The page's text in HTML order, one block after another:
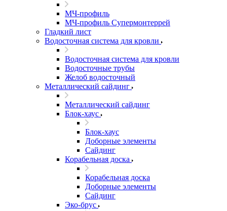
МЧ-профиль
МЧ-профиль Супермонтеррей
Гладкий лист
Водосточная система для кровли
Водосточная система для кровли
Водосточные трубы
Желоб водосточный
Металлический сайдинг
Металлический сайдинг
Блок-хаус
Блок-хаус
Доборные элементы
Сайдинг
Корабельная доска
Корабельная доска
Доборные элементы
Сайдинг
Эко-брус